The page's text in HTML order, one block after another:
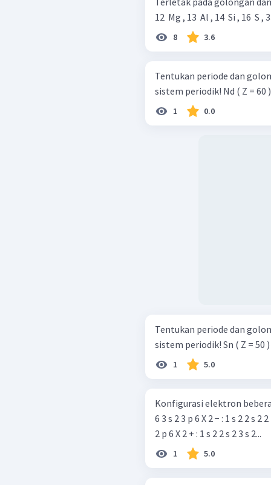
d. Cs (Z = 55)
Unsur yang
konfigurasi elektron
terletak pada golongan xA.
Jadi, Cs (Z = 55)
pada s1.
12 ​ Mg , 13 ​ Al , 14 ​ Si , 16 ​ S ,
8 3.6
Tentukan periode dan
sistem periodik! Nd ( Z = 60 )
1 0.0
Tentukan periode dan
sistem periodik! Sn ( Z = 50 )
1 5.0
Konfigurasi elektron beberapa ion
6 3 s 2 3 p 6 X 2 − : 1 s 2 2 s 2
2 p 6 X 2 + : 1 s 2 2 s 2 3 s 2...
1 5.0